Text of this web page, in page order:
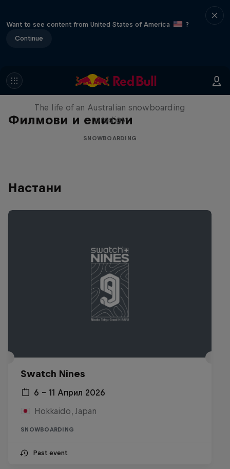
Want to see content from United States of America
?
Continue
Филмови и емисии
Volare: Valentino Guseli
The life of an Australian snowboarding
prodigy
SNOWBOARDING
Настани
Swatch Nines
6 – 11 Април 2026
Hokkaido, Japan
SNOWBOARDING
Past event